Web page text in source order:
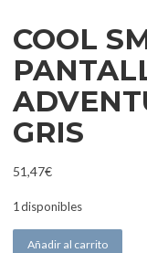
COOL
GRIS
51,47€
1 disponibles
COOL
Añadir al carrito